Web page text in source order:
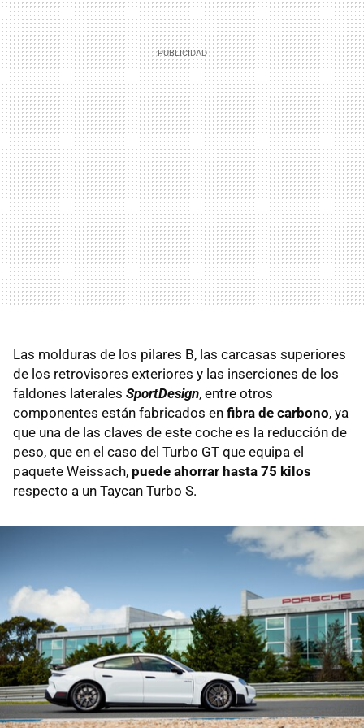
Las molduras de los pilares B, las carcasas superiores
de los retrovisores exteriores y las inserciones de los
faldones laterales SportDesign, entre otros
componentes están fabricados en fibra de carbono, ya
que una de las claves de este coche es la reducción de
peso, que en el caso del Turbo GT que equipa el
paquete Weissach, puede ahorrar hasta 75 kilos
respecto a un Taycan Turbo S.